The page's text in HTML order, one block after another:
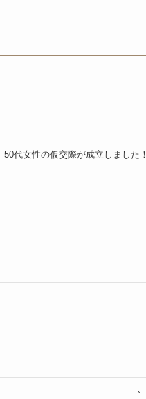
50代女性の仮交際が成立しました！